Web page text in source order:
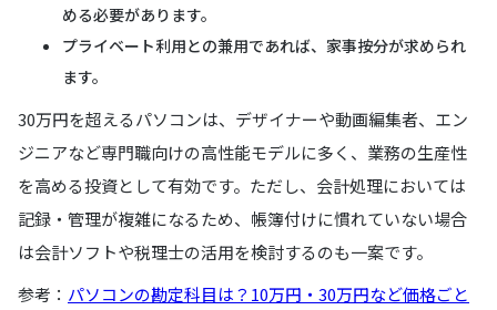
める必要があります。
プライベート利用との兼用であれば、家事按分が求められ
ます。
30万円を超えるパソコンは、デザイナーや動画編集者、エン
ジニアなど専門職向けの高性能モデルに多く、業務の生産性
を高める投資として有効です。ただし、会計処理においては
記録・管理が複雑になるため、帳簿付けに慣れていない場合
は会計ソフトや税理士の活用を検討するのも一案です。
参考： パソコンの勘定科目は？10万円・30万円など価格ごと